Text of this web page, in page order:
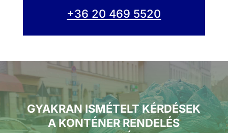
+36 20 469 5520
GYAKRAN ISMÉTELT KÉRDÉSEK
A KONTÉNER RENDELÉS